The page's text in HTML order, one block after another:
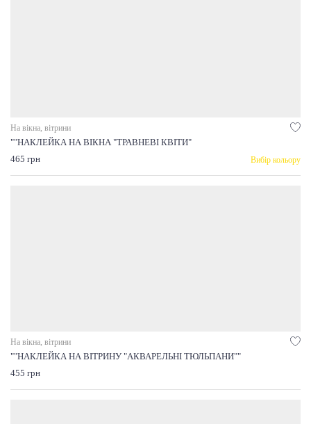
На вікна, вітрини
""НАКЛЕЙКА НА ВІКНА "ТРАВНЕВІ КВІТИ"
465 грн
Вибір кольору
На вікна, вітрини
""НАКЛЕЙКА НА ВІТРИНУ "АКВАРЕЛЬНІ ТЮЛЬПАНИ""
455 грн